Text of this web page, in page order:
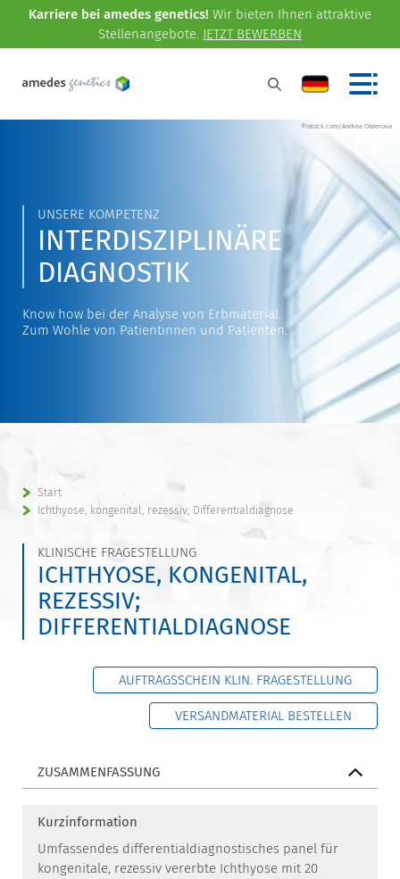
Karriere bei amedes genetics! Wir bieten Ihnen attraktive
Stellenangebote. JETZT BEWERBEN
©istock.com/Andrea Obzerova
UNSERE KOMPETENZ
INTERDISZIPLINÄRE
DIAGNOSTIK
Know how bei der Analyse von Erbmaterial.
Zum Wohle von Patientinnen und Patienten.
Start
Ichthyose, kongenital, rezessiv; Differentialdiagnose
KLINISCHE FRAGESTELLUNG
ICHTHYOSE, KONGENITAL,
REZESSIV;
DIFFERENTIALDIAGNOSE
AUFTRAGSSCHEIN KLIN. FRAGESTELLUNG
VERSANDMATERIAL BESTELLEN
ZUSAMMENFASSUNG
Kurzinformation
Umfassendes differentialdiagnostisches panel für
kongenitale, rezessiv vererbte Ichthyose mit 20